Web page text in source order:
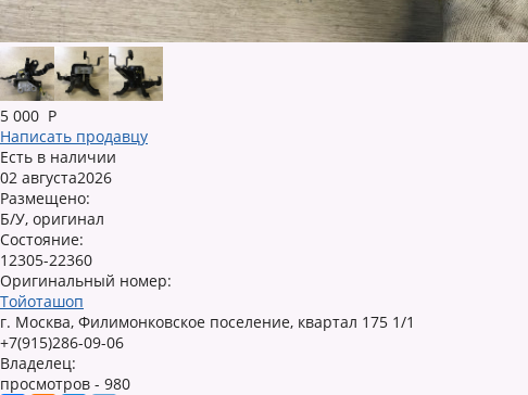
5 000 Р
Написать продавцу
Есть в наличии
02 августа2026
Размещено:
Б/У, оригинал
Состояние:
12305-22360
Оригинальный номер:
Тойоташоп
г. Москва, Филимонковское поселение, квартал 175 1/1
+7(915)286-09-06
Владелец:
просмотров - 980